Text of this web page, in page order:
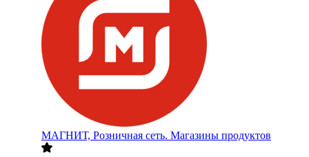
МАГНИТ, Розничная сеть. Магазины продуктов